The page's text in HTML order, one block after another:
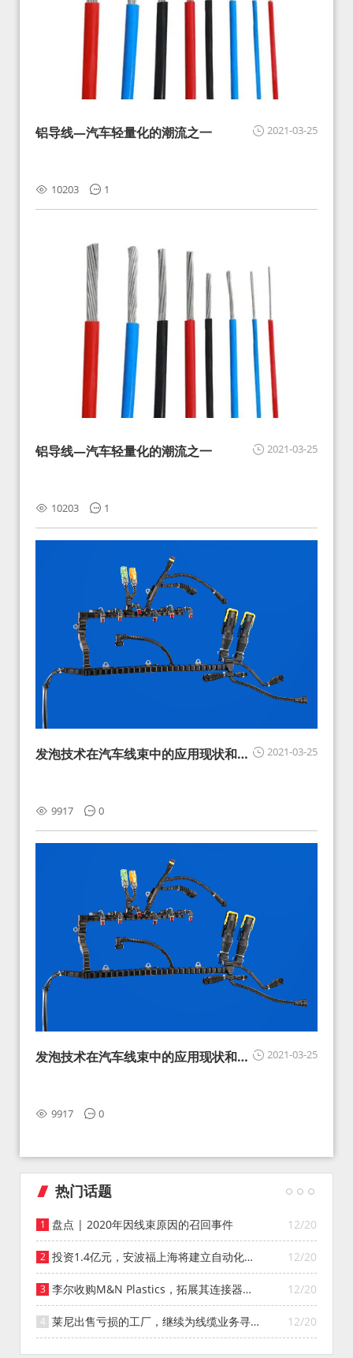
2021-03-25
铝导线—汽车轻量化的潮流之一
10203 1
2021-03-25
铝导线—汽车轻量化的潮流之一
10203 1
2021-03-25
发泡技术在汽车线束中的应用现状和展
9917 0
2021-03-25
发泡技术在汽车线束中的应用现状和展
9917 0
热门话题
12/20
盘点 | 2020年因线束原因的召回事件
12/20
投资1.4亿元，安波福上海将建立自动化智
能仓库
12/20
李尔收购M&N Plastics，拓展其连接器系
统业务
12/20
莱尼出售亏损的工厂，继续为线缆业务寻找
投资者